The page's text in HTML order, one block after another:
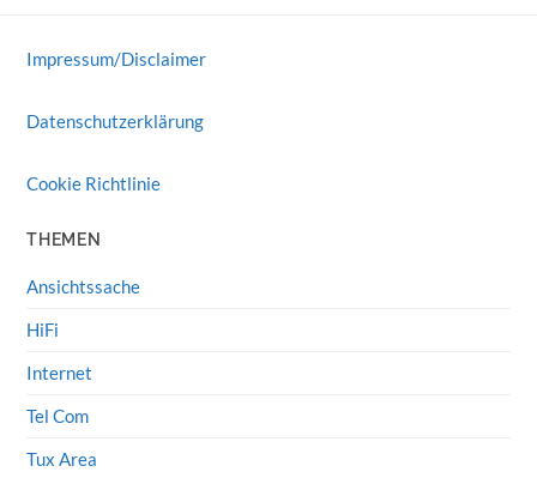
Impressum/Disclaimer
Datenschutzerklärung
Cookie Richtlinie
THEMEN
Ansichtssache
HiFi
Internet
Tel Com
Tux Area